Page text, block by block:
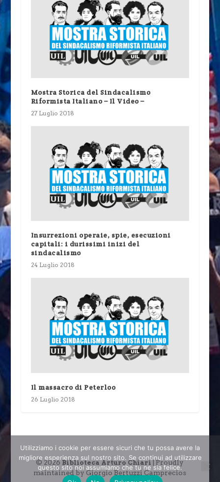
Mostra Storica del Sindacalismo
Riformista Italiano – Il Video –
27 Luglio 2018
Insurrezioni operaie, spie, esecuzioni
capitali: i durissimi inizi del
sindacalismo
24 Luglio 2018
Il massacro di Peterloo
26 Luglio 2018
© 2026 Biblioteca Arturo Chiari| Proudly
maintained by Giorgio Bertuzzi Camprecios
Utilizziamo i cookie per essere sicuri che tu possa avere la
migliore esperienza sul nostro sito. Se continui ad utilizzare
questo sito noi assumiamo che tu ne sia felice.